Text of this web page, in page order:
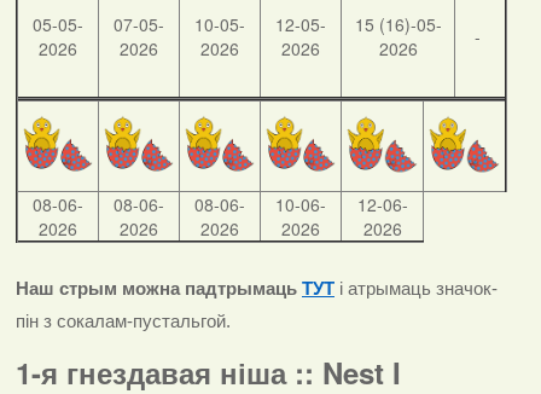
05-05-
2026
07-05-
2026
10-05-
2026
12-05-
2026
15 (16)-05-
2026
-
08-06-
2026
08-06-
2026
08-06-
2026
10-06-
2026
12-06-
2026
Наш стрым можна падтрымаць ТУТ і атрымаць значок-
пін з сокалам-пустальгой.
1-я гнездавая ніша :: Nest I